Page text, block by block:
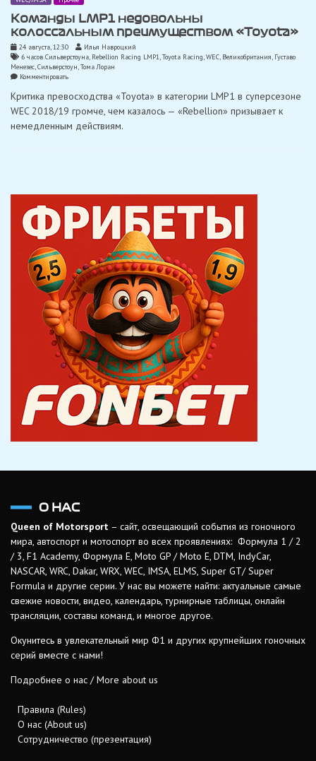
Команды LMP1 недовольны
колоссальным преимуществом «Toyota»
24 августа, 12:30
Илья Навроцкий
6 часов Сильверстоуна, Rebellion Racing LMP1,Toyota Racing,WEC, Великобритания, Густаво
Менезес,Сильверстоун,Тома Лоран
Комментироватьon
LMP1
колоссальным
преимуществом
Критика превосходства «Toyota» в категории LMP1 в суперсезоне
WEC 2018/19 громче, чем казалось — «Rebellion» призывает к
немедленным действиям.
О НАС
Queen of Motorsport – сайт, освещающий события из гоночного
мира, автоспорт и мотоспорт во всех проявлениях: Формула 1 / 2
/ 3, F1 Academy, Формула Е, Moto GP / Moto E, DTM, IndyCar,
NASCAR, WRC, Dakar, WRX, WEC, IMSA, ELMS, Super GT/ Super
Formula и другие серии. У нас вы можете найти: актуальные самые
свежие новости, видео, календарь, турнирные таблицы, онлайн
трансляции, составы команд, и многое другое.
Окунитесь в увлекательный мир Ф1 и других крупнейших гоночных
серий вместе с нами!
Подробнее о нас / More about us
Правила (Rules)
О нас (About us)
Сотрудничество (презентация)